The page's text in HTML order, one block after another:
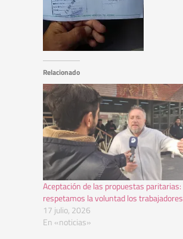
Relacionado
Aceptación de las propuestas paritarias:
respetamos la voluntad los trabajadores
17 julio, 2026
En «noticias»